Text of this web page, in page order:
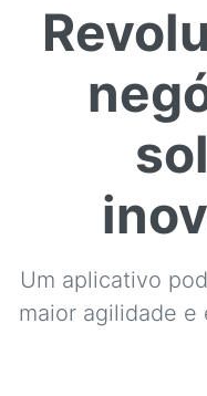
Um aplicativo
maior agilidade e